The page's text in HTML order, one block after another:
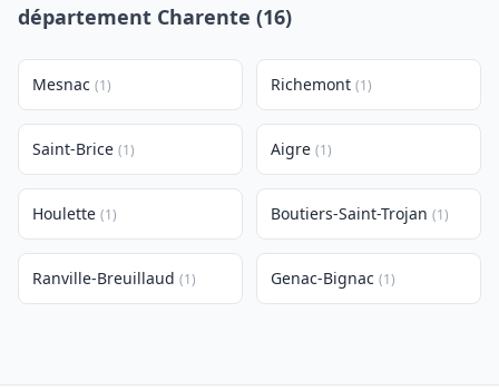
département Charente (16)
Mesnac (1) Richemont (1)
Saint-Brice (1) Aigre (1)
Houlette (1) Boutiers-Saint-Trojan (1)
Ranville-Breuillaud (1) Genac-Bignac (1)